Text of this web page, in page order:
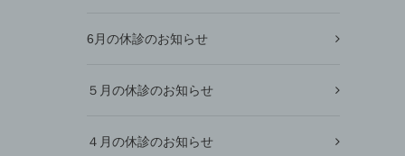
6月の休診のお知らせ
５月の休診のお知らせ
４月の休診のお知らせ